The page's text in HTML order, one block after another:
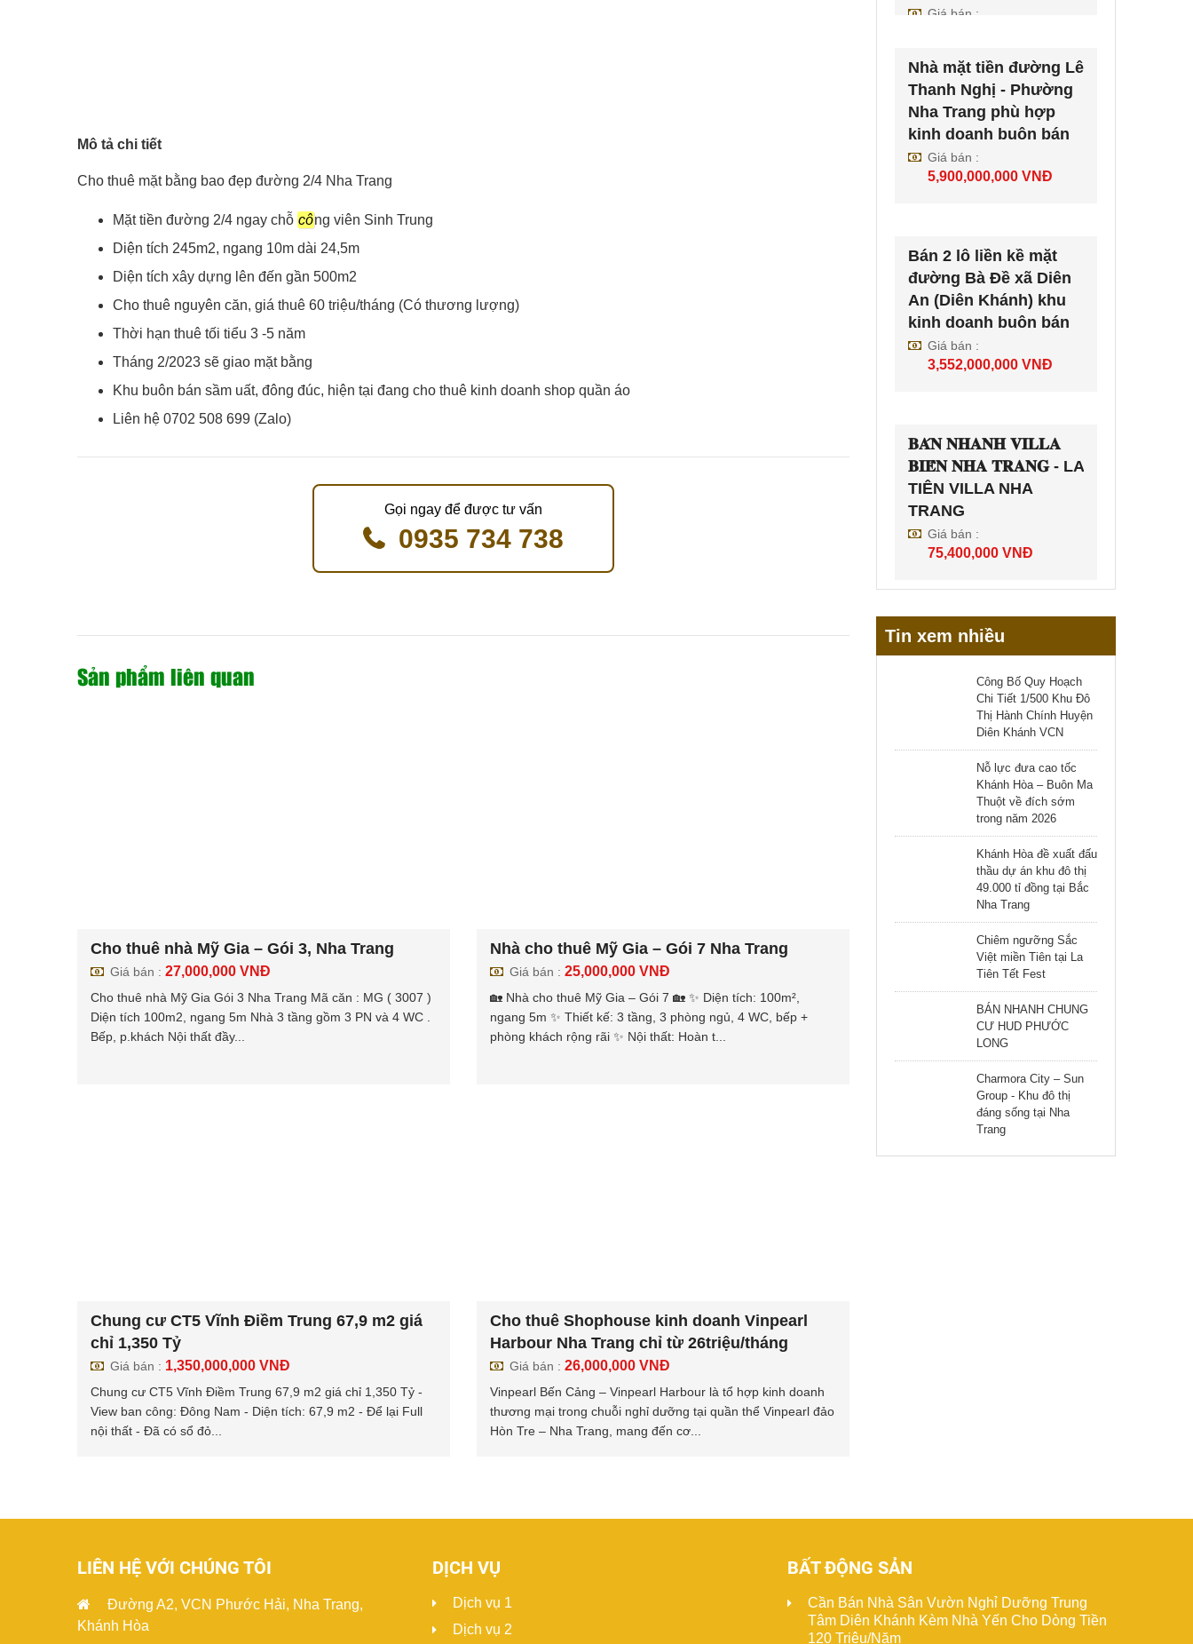
Mô tả chi tiết
Cho thuê mặt bằng bao đẹp đường 2/4 Nha Trang
Mặt tiền đường 2/4 ngay chỗ công viên Sinh Trung
Diện tích 245m2, ngang 10m dài 24,5m
Diện tích xây dựng lên đến gần 500m2
Cho thuê nguyên căn, giá thuê 60 triệu/tháng (Có thương lượng)
Thời hạn thuê tối tiểu 3 -5 năm
Tháng 2/2023 sẽ giao mặt bằng
Khu buôn bán sầm uất, đông đúc, hiện tại đang cho thuê kinh doanh shop quần áo
Liên hệ 0702 508 699 (Zalo)
Gọi ngay để được tư vấn
0935 734 738
Sản phẩm liên quan
Cho thuê nhà Mỹ Gia – Gói 3, Nha Trang
Giá bán : 27,000,000 VNĐ
Cho thuê nhà Mỹ Gia Gói 3 Nha Trang ️Mã căn : MG ( 3007 )
️Diện tích 100m2, ngang 5m ️Nhà 3 tầng gồm 3 PN và 4 WC .
Bếp, p.khách ️Nội thất đầy...
Nhà cho thuê Mỹ Gia – Gói 7 Nha Trang
Giá bán : 25,000,000 VNĐ
🏡 Nhà cho thuê Mỹ Gia – Gói 7 🏡 ✨ Diện tích: 100m²,
ngang 5m ✨ Thiết kế: 3 tầng, 3 phòng ngủ, 4 WC, bếp +
phòng khách rộng rãi ✨ Nội thất: Hoàn t...
Chung cư CT5 Vĩnh Điềm Trung 67,9 m2 giá
chỉ 1,350 Tỷ
Giá bán : 1,350,000,000 VNĐ
Chung cư CT5 Vĩnh Điềm Trung 67,9 m2 giá chỉ 1,350 Tỷ -
View ban công: Đông Nam - Diện tích: 67,9 m2 - Để lại Full
nội thất - Đã có sổ đỏ...
Cho thuê Shophouse kinh doanh Vinpearl
Harbour Nha Trang chỉ từ 26triệu/tháng
Giá bán : 26,000,000 VNĐ
Vinpearl Bến Cảng – Vinpearl Harbour là tổ hợp kinh doanh
thương mại trong chuỗi nghỉ dưỡng tại quần thể Vinpearl đảo
Hòn Tre – Nha Trang, mang đến cơ...
Giá bán :
Nhà mặt tiền đường Lê
Thanh Nghị - Phường
Nha Trang phù hợp
kinh doanh buôn bán
Giá bán :
5,900,000,000 VNĐ
Bán 2 lô liền kề mặt
đường Bà Đề xã Diên
An (Diên Khánh) khu
kinh doanh buôn bán
Giá bán :
3,552,000,000 VNĐ
𝐁𝐀́𝐍 𝐍𝐇𝐀𝐍𝐇 𝐕𝐈𝐋𝐋𝐀
𝐁𝐈𝐄̂̉𝐍 𝐍𝐇𝐀 𝐓𝐑𝐀𝐍𝐆 - LA
TIÊN VILLA NHA
TRANG
Giá bán :
75,400,000 VNĐ
Tin xem nhiều
Công Bố Quy Hoạch
Chi Tiết 1/500 Khu Đô
Thị Hành Chính Huyện
Diên Khánh VCN
Nỗ lực đưa cao tốc
Khánh Hòa – Buôn Ma
Thuột về đích sớm
trong năm 2026
Khánh Hòa đề xuất đấu
thầu dự án khu đô thị
49.000 tỉ đồng tại Bắc
Nha Trang
Chiêm ngưỡng Sắc
Việt miền Tiên tại La
Tiên Tết Fest
BÁN NHANH CHUNG
CƯ HUD PHƯỚC
LONG
Charmora City – Sun
Group - Khu đô thị
đáng sống tại Nha
Trang
LIÊN HỆ VỚI CHÚNG TÔI
Đường A2, VCN Phước Hải, Nha Trang,
Khánh Hòa
DỊCH VỤ
Dịch vụ 1
Dịch vụ 2
BẤT ĐỘNG SẢN
Cần Bán Nhà Sân Vườn Nghỉ Dưỡng Trung
Tâm Diên Khánh Kèm Nhà Yến Cho Dòng Tiền
120 Triệu/Năm